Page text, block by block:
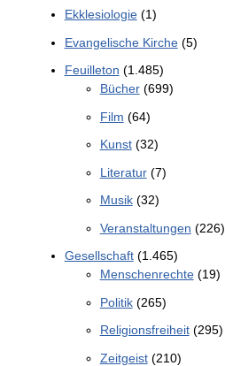
Ekklesiologie(1)
Evangelische Kirche(5)
Feuilleton (1.485)
Bücher(699)
Film (64)
Kunst(32)
Literatur(7)
Musik(32)
Veranstaltungen (226)
Gesellschaft(1.465)
Menschenrechte(19)
Politik(265)
Religionsfreiheit(295)
Zeitgeist(210)